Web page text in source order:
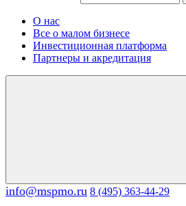
О нас
Все о малом бизнесе
Инвестиционная платформа
Партнеры и акредитация
info@mspmo.ru 8 (495) 363-44-29